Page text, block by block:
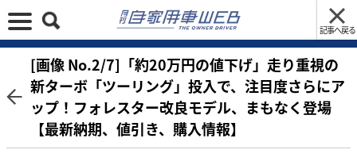
記事へ戻る
[画像 No.2/7]「約20万円の値下げ」走り重視の
新ターボ「ツーリング」投入で、注目度さらにア
ップ！フォレスター改良モデル、まもなく登場
【最新納期、値引き、購入情報】